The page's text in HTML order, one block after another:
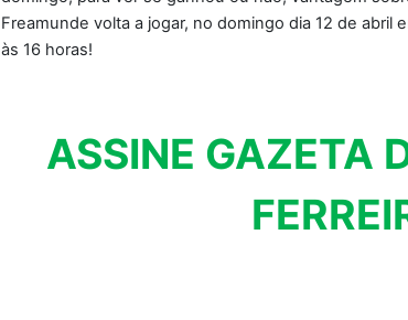
Freamunde volta a jogar, no domingo dia 12 de abril
às 16 horas!
ASSINE GAZETA